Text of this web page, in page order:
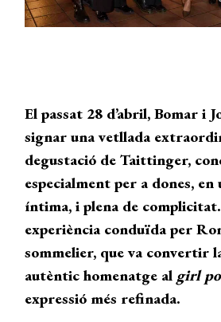
El passat 28 d’abril, Bomar i
signar una vetllada
degustació de Taittinger,
especialment per a dones, en
íntima, i plena de
experiència conduïda per
sommelier, queva convertir
autèntic homenatge algirl
expressió més refinada.